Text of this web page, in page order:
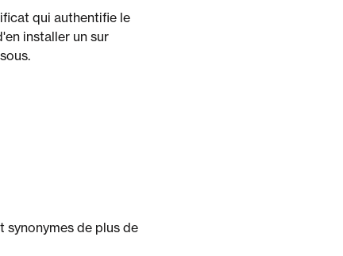
qui authentifie le
installer un sur
synonymes de plus de